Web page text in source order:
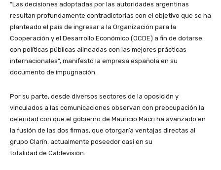
“Las decisiones adoptadas por las autoridades argentinas
resultan profundamente contradictorias con el objetivo que se ha
planteado el país de ingresar a la Organización para la
Cooperación y el Desarrollo Económico (OCDE) a fin de dotarse
con políticas públicas alineadas con las mejores prácticas
internacionales”, manifestó la empresa española en su
documento de impugnación.
Por su parte, desde diversos sectores de la oposición y
vinculados a las comunicaciones observan con preocupación la
celeridad con que el gobierno de Mauricio Macri ha avanzado en
la fusión de las dos firmas, que otorgaría ventajas directas al
grupo Clarín, actualmente poseedor casi en su
totalidad de Cablevisión.